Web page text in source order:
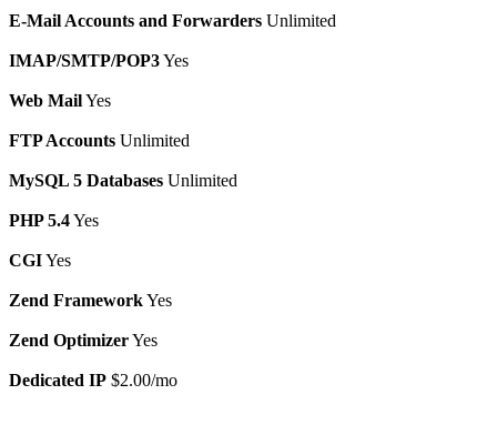
E-Mail Accounts and Forwarders Unlimited
IMAP/SMTP/POP3Yes
Web MailYes
FTP Accounts Unlimited
MySQL 5 Databases Unlimited
PHP 5.4Yes
CGIYes
Zend FrameworkYes
Zend OptimizerYes
Dedicated IP $2.00/mo